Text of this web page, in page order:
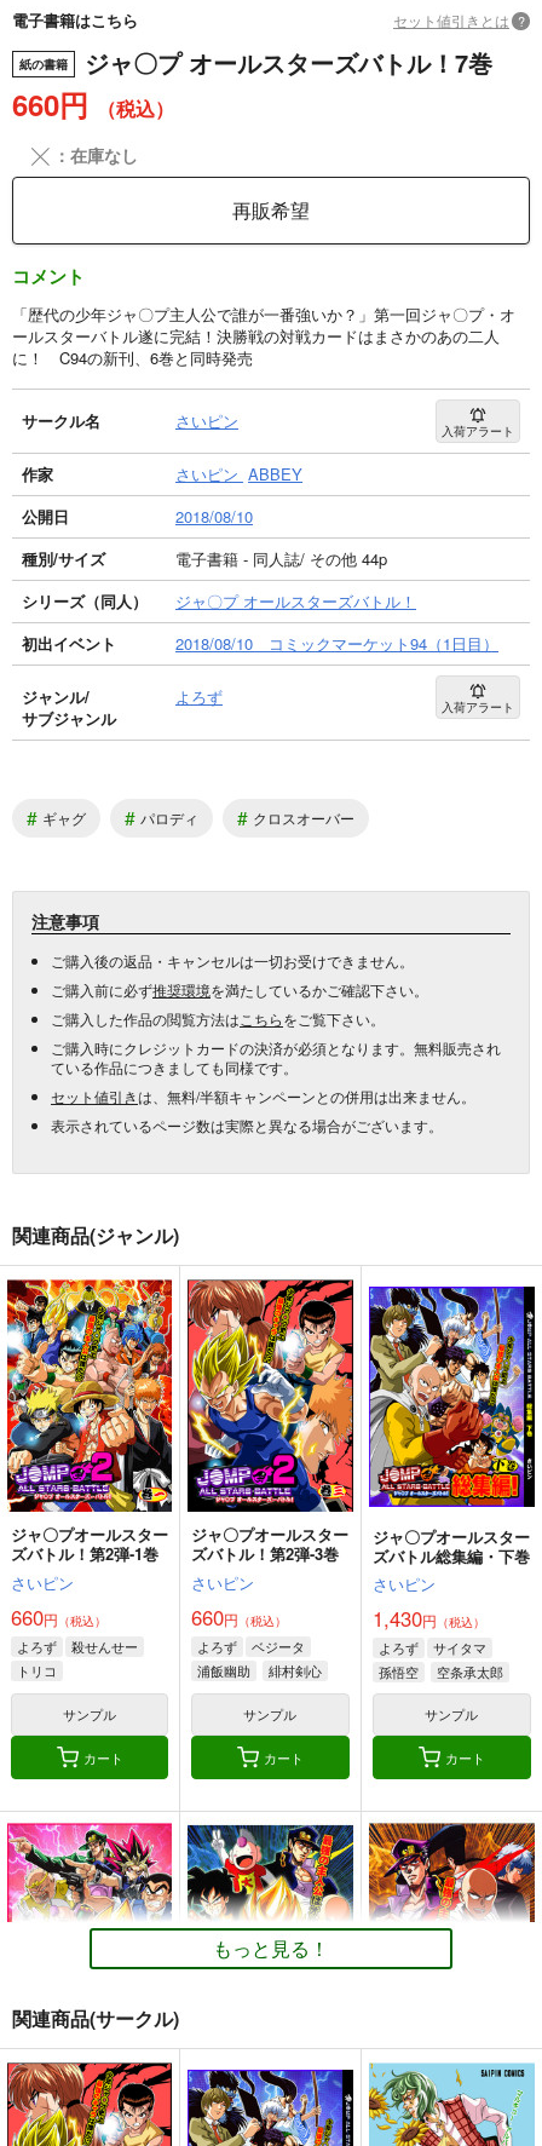
電子書籍はこちら セット値引きとは ?
紙の書籍 ジャ〇プ オールスターズバトル！7巻
660円 （税込）
╳ ：在庫なし
再販希望
コメント
「歴代の少年ジャ〇プ主人公で誰が一番強いか？」第一回ジャ〇プ・オ
ールスターバトル遂に完結！決勝戦の対戦カードはまさかのあの二人
に！ C94の新刊、6巻と同時発売
サークル名 さいピン 入荷アラート
作家 さいピン ABBEY
公開日
2018/08/10
種別/サイズ
電子書籍 - 同人誌/ その他 44p
シリーズ（同人）
ジャ〇プ オールスターズバトル！
初出イベント
2018/08/10 コミックマーケット94（1日目）
ジャンル/
サブジャンル
よろず 入荷アラート
# ギャグ # パロディ # クロスオーバー
注意事項
ご購入後の返品・キャンセルは一切お受けできません。
ご購入前に必ず推奨環境を満たしているかご確認下さい。
ご購入した作品の閲覧方法は こちらをご覧下さい。
ご購入時にクレジットカードの決済が必須となります。無料販売され
ている作品につきましても同様です。
セット値引きは、無料/半額キャンペーンとの併用は出来ません。
表示されているページ数は実際と異なる場合がございます。
関連商品(ジャンル)
ジャ〇プオールスター
ズバトル！第2弾-1巻
さいピン
660円 （税込）
よろず
殺せんせー
トリコ
モンキー・D・ルフィ
サンプル
カート
ジャ〇プオールスター
ズバトル！第2弾-3巻
さいピン
660円 （税込）
よろず
ベジータ
浦飯幽助
緋村剣心
サンプル
カート
ジャ〇プオールスター
ズバトル総集編・下巻
さいピン
1,430円 （税込）
よろず
サイタマ
孫悟空
空条承太郎
サンプル
カート
ジャ〇プオールスター
ズバトル総集編・上巻
さいピン
ジャ〇プ オールスタ
ーズバトル！6巻
さいピン
ジャ〇プ オールスタ
ーズバトル！5巻
さいピン
もっと見る！
関連商品(サークル)